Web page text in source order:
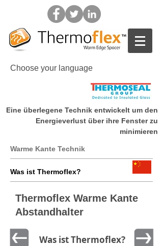
Choose your language
Eine überlegene Technik entwickelt um den
Energieverlust über ihre Fenster zu
minimieren
Home
Warme Kante Technik
Was ist Thermoflex?
Thermoflex Warme Kante
Abstandhalter
Was ist Thermoflex?